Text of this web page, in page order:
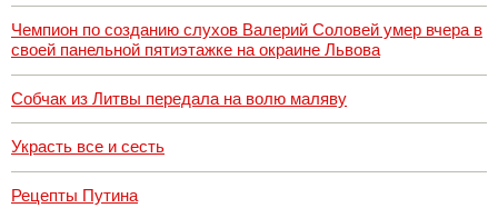
Чемпион по созданию слухов Валерий Соловей умер вчера в
своей панельной пятиэтажке на окраине Львова
Собчак из Литвы передала на волю маляву
Украсть все и сесть
Рецепты Путина